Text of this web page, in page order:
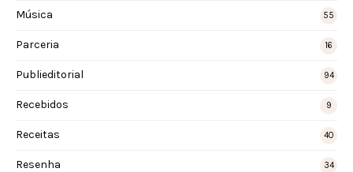
Música 55
Parceria 16
Publieditorial 94
Recebidos 9
Receitas 40
Resenha 34